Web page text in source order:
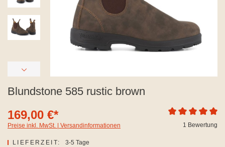
Blundstone 585 rustic brown
169,00 €*
Preise inkl. MwSt. | Versandinformationen 1 Bewertung
LIEFERZEIT:
3-5 Tage